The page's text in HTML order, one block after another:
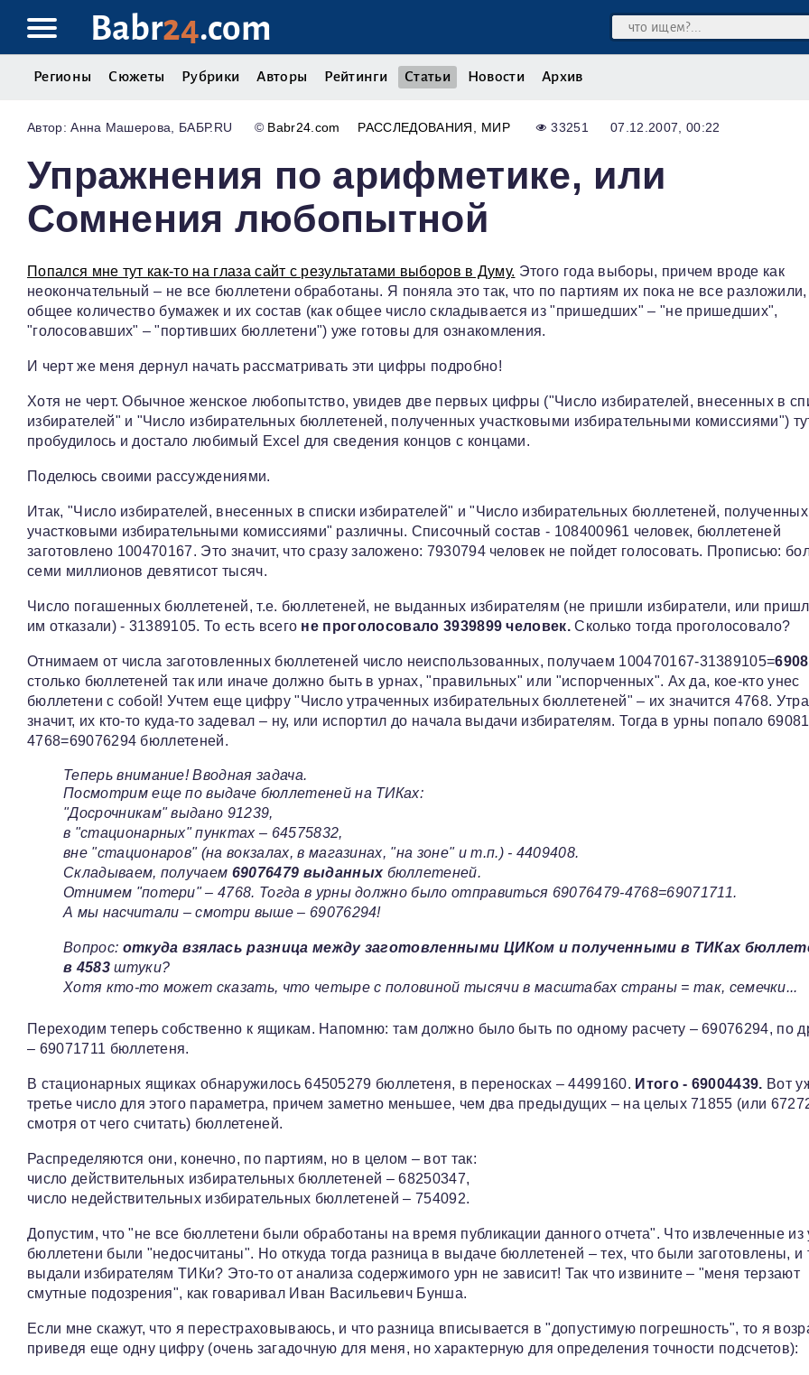
Babr24.com
Регионы Сюжеты Рубрики Авторы Рейтинги Статьи Новости Архив
Анна Машерова, БАБР.RU © Babr24.com РАССЛЕДОВАНИЯ МИР 33251 07.12.2007, 00:22
Упражнения по арифметике, или
Сомнения любопытной
Попался мне тут как-то на глаза сайт с результатами выборов в Думу. Этого года выборы, причем вроде как
неокончательный – не все бюллетени обработаны. Я поняла это так, что по партиям их пока не все
общее количество бумажек и их состав (как общее число складывается из "пришедших" – "не пришедших",
"голосовавших" – "портивших бюллетени") уже готовы для ознакомления.
И черт же меня дернул начать рассматривать эти цифры подробно!
Хотя не черт. Обычное женское любопытство, увидев две первых цифры ("Число избирателей, внесенных в
избирателей" и "Число избирательных бюллетеней, полученных участковыми избирательными комиссиями")
пробудилось и достало любимый Excel для сведения концов с концами.
Поделюсь своими рассуждениями.
Итак, "Число избирателей, внесенных в списки избирателей" и "Число избирательных бюллетеней, полученных
участковыми избирательными комиссиями" различны. Списочный состав - 108400961 человек, бюллетеней
заготовлено 100470167. Это значит, что сразу заложено: 7930794 человек не пойдет голосовать. Прописью:
семи миллионов девятисот тысяч.
Число погашенных бюллетеней, т.е. бюллетеней, не выданных избирателям (не пришли избиратели, или
им отказали) - 31389105. То есть всего не проголосовало 3939899 человек. Сколько тогда проголосовало?
Отнимаем от числа заготовленных бюллетеней число неиспользованных, получаем 100470167-31389105=
столько бюллетеней так или иначе должно быть в урнах, "правильных" или "испорченных". Ах да, кое-кто унес
бюллетени с собой! Учтем еще цифру "Число утраченных избирательных бюллетеней" – их значится 4768.
значит, их кто-то куда-то задевал – ну, или испортил до начала выдачи избирателям. Тогда в урны попало
4768=69076294 бюллетеней.
Теперь внимание! Вводная задача.
Посмотрим еще по выдаче бюллетеней на ТИКах:
"Досрочникам" выдано 91239,
в "стационарных" пунктах – 64575832,
вне "стационаров" (на вокзалах, в магазинах, "на зоне" и т.п.) - 4409408.
Складываем, получаем 69076479 выданныхбюллетеней.
Отнимем "потери" – 4768. Тогда в урны должно было отправиться 69076479-4768=69071711.
А мы насчитали – смотри выше – 69076294!
Вопрос: откуда взялась разница между заготовленными ЦИКом и полученными в ТИКах
в 4583штуки?
Хотя кто-то может сказать, что четыре с половиной тысячи в масштабах страны = так, семечки...
Переходим теперь собственно к ящикам. Напомню: там должно было быть по одному расчету – 69076294, по
– 69071711 бюллетеня.
В стационарных ящиках обнаружилось 64505279 бюллетеня, в переносках – 4499160. Итого - 69004439. Вот
третье число для этого параметра, причем заметно меньшее, чем два предыдущих – на целых 71855 (или
смотря от чего считать) бюллетеней.
Распределяются они, конечно, по партиям, но в целом – вот так:
число действительных избирательных бюллетеней – 68250347,
число недействительных избирательных бюллетеней – 754092.
Допустим, что "не все бюллетени были обработаны на время публикации данного отчета". Что извлеченные из
бюллетени были "недосчитаны". Но откуда тогда разница в выдаче бюллетеней – тех, что были заготовлены, и
выдали избирателям ТИКи? Это-то от анализа содержимого урн не зависит! Так что извините – "меня терзают
смутные подозрения", как говаривал Иван Васильевич Бунша.
Если мне скажут, что я перестраховываюсь, и что разница вписывается в "допустимую погрешность", то я
приведя еще одну цифру (очень загадочную для меня, но характерную для определения точности подсчетов):